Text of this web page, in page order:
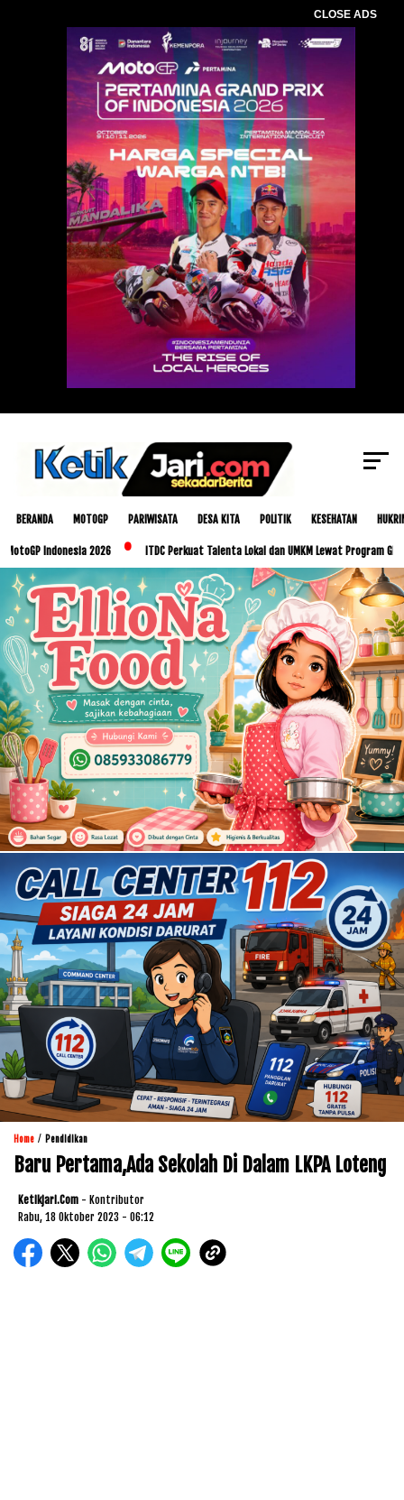
CLOSE ADS
BERANDA MOTOGP PARIWISATA DESA KITA POLITIK KESEHATAN
Indonesia 2026 ITDC Perkuat Talenta Lokal dan UMKM Lewat Program Glorious
Home / Pendidikan
Baru Pertama,Ada Sekolah Di Dalam LKPA Loteng
Ketikjari.com - Kontributor
Rabu, 18 Oktober 2023 - 06:12